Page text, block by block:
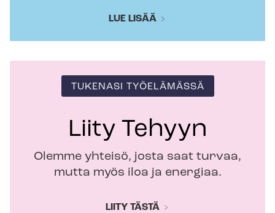
LUE LISÄÄ
TUKENASI TYÖELÄMÄSSÄ
Liity Tehyyn
Olemme yhteisö, josta saat turvaa,
mutta myös iloa ja energiaa.
LIITY TÄSTÄ